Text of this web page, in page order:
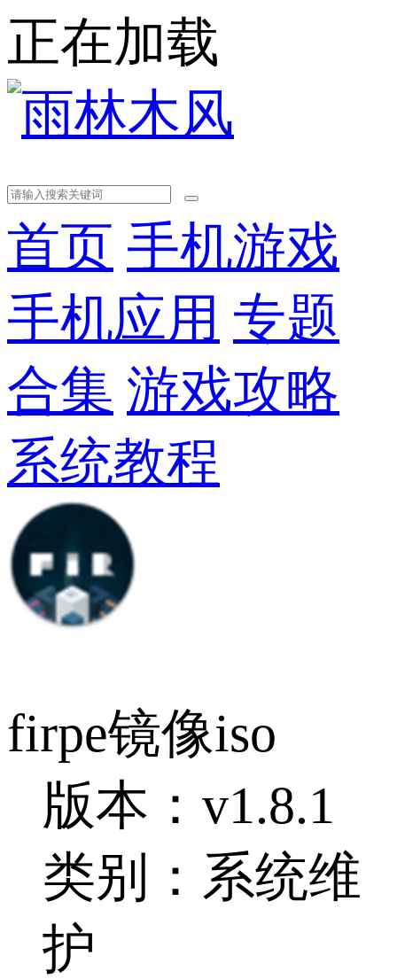
正在加载
首页 手机游戏
手机应用 专题
合集 游戏攻略
系统教程
firpe镜像iso
版本：v1.8.1
类别：系统维
护